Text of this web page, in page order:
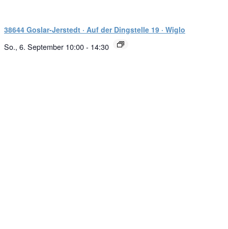
38644 Goslar-Jerstedt · Auf der Dingstelle 19 · Wiglo
So., 6. September 10:00- 14:30